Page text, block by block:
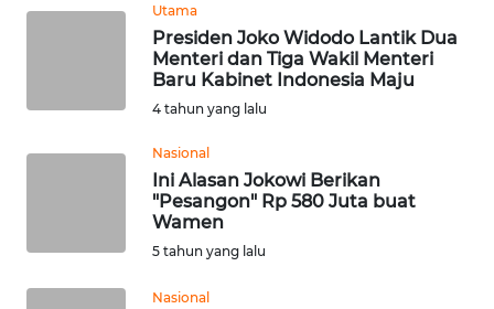
Utama
Presiden Joko Widodo Lantik Dua
Menteri dan Tiga Wakil Menteri
Baru Kabinet Indonesia Maju
4 tahun yang lalu
Nasional
Ini Alasan Jokowi Berikan
"Pesangon" Rp 580 Juta buat
Wamen
5 tahun yang lalu
Nasional
PAPUA